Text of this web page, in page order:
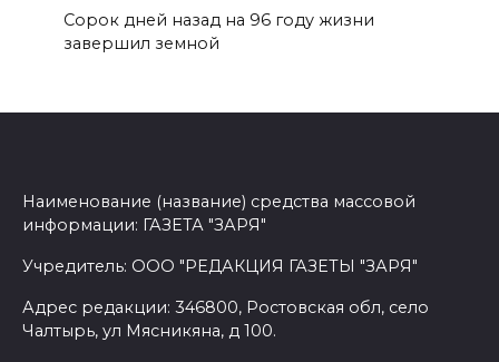
Сорок дней назад на 96 году жиз­ни
завершил земной
Наименование (название) средства массовой
информации: ГАЗЕТА "ЗАРЯ"
Учредитель: ООО "РЕДАКЦИЯ ГАЗЕТЫ "ЗАРЯ"
Адрес редакции: 346800, Ростовская обл, село
Чалтырь, ул Мясникяна, д 100.